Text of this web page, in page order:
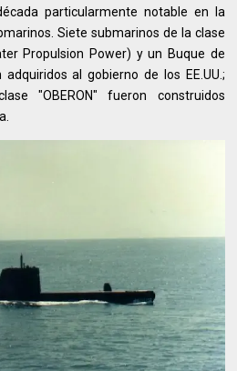
particularmente notable en la
Siete submarinos de la clase
Propulsion Power) y un Buque de
al gobierno de los EE.UU.;
"OBERON" fueron construidos